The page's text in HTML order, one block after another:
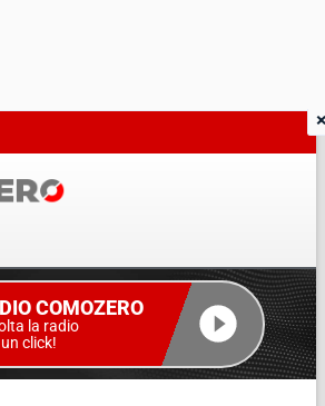
COMOZERO
la radio
click!